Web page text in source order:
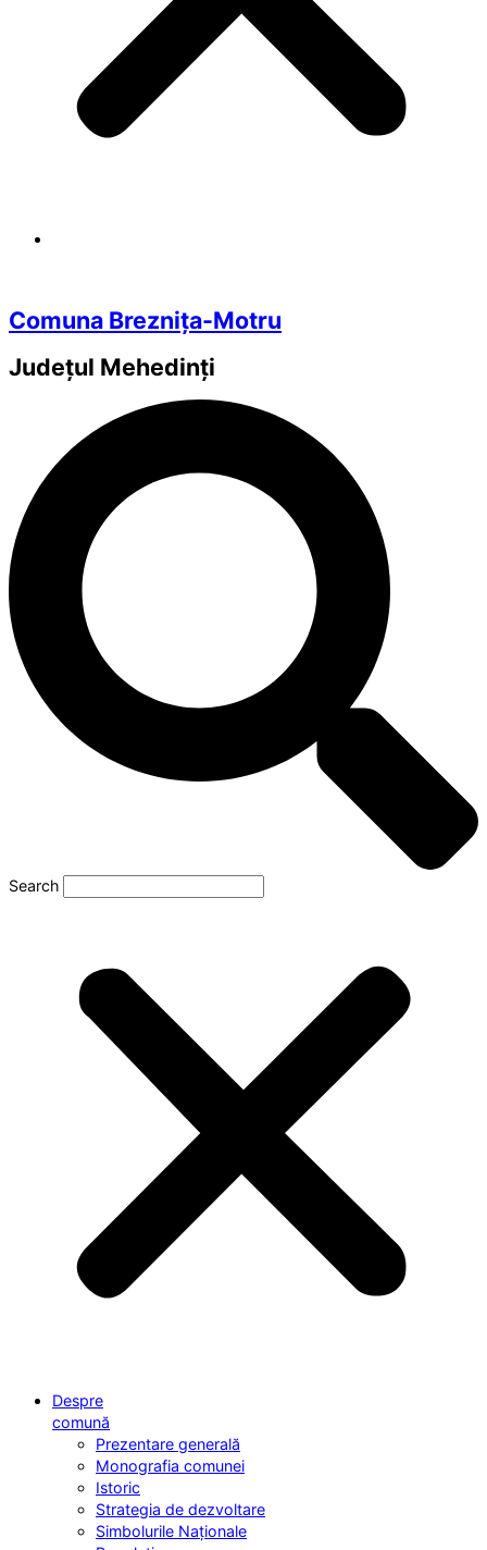
Comuna Breznița-Motru
Județul Mehedinți
Search
Despre
comună
Prezentare generală
Monografia comunei
Istoric
Strategia de dezvoltare
Simbolurile Naționale